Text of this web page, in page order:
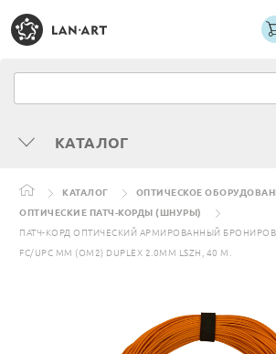
КАТАЛОГ
КАТАЛОГ
ОПТИЧЕСКОЕ
ОПТИЧЕСКИЕ ПАТЧ-КОРДЫ (ШНУРЫ)
ПАТЧ-КОРД ОПТИЧЕСКИЙ АРМИРОВАННЫЙ
FC/UPC MM (OM2) DUPLEX 2.0MM LSZH, 40 М.